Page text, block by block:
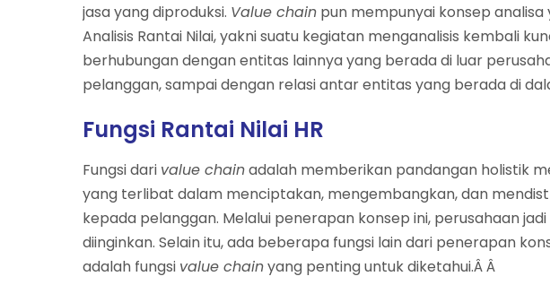
jasa yang diproduksi. Value chain pun mempunyai konsep
Analisis Rantai Nilai, yakni suatu kegiatan menganalisis kembali
berhubungan dengan entitas lainnya yang berada di luar
pelanggan, sampai dengan relasi antar entitas yang berada di
Fungsi Rantai Nilai HR
Fungsi dari value chainadalah memberikan pandangan holistik
yang terlibat dalam menciptakan, mengembangkan, dan
kepada pelanggan. Melalui penerapan konsep ini, perusahaan
diinginkan. Selain itu, ada beberapa fungsi lain dari penerapan
adalah fungsi value chainyang penting untuk diketahui.Â Â